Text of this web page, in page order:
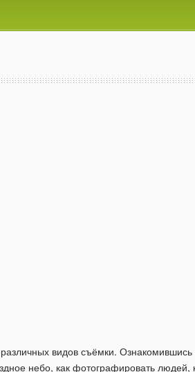
различных видов съёмки.
небо, как фотографировать людей,